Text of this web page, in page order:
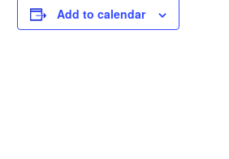
Add to calendar